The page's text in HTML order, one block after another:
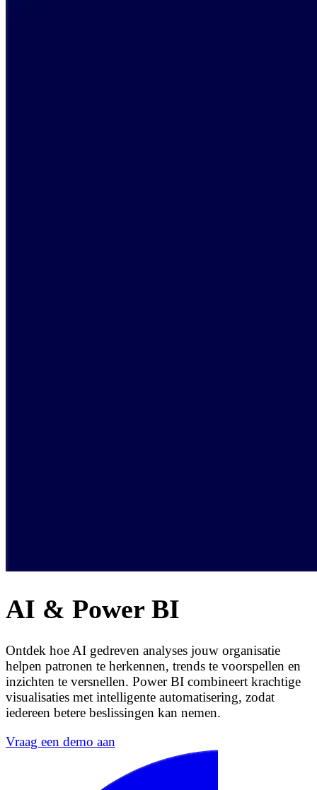
AI & Power BI
Ontdek hoe AI gedreven analyses jouw organisatie
helpen patronen te herkennen, trends te voorspellen en
inzichten te versnellen. Power BI combineert krachtige
visualisaties met intelligente automatisering, zodat
iedereen betere beslissingen kan nemen.
Vraag een demo aan